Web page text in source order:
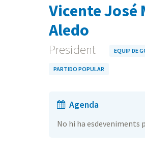
Vicente José
Aledo
President EQUIP DE
PARTIDO POPULAR
Agenda
No hi ha esdeveniments